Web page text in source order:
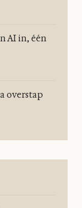
AI in, één
overstap